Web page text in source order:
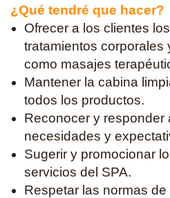
¿Qué tendré que hacer?
Ofrecer a los clientes
tratamientos corporales
como masajes
Mantener la cabina
todos los productos.
Reconocer y responder
necesidades y
Sugerir y promocionar
servicios del SPA.
Respetar las normas